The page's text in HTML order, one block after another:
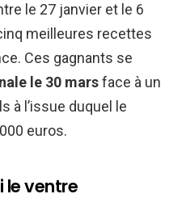
le 27 janvier et le 6
meilleures recettes
Ces gagnants se
le 30 marsface à un
à l’issue duquel le
euros.
le ventre